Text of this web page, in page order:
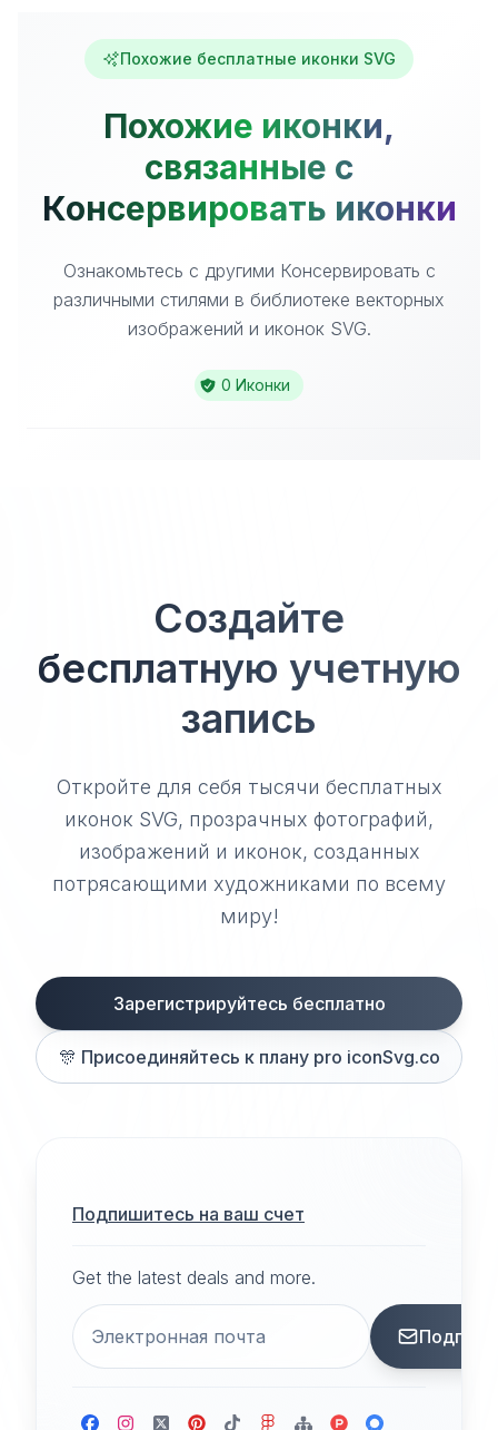
Похожие бесплатные иконки SVG
Похожие иконки,
связанные с
Консервировать иконки
Ознакомьтесь с другими Консервировать с
различными стилями в библиотеке векторных
изображений и иконок SVG.
0 Иконки
Создайте
бесплатную учетную
запись
Откройте для себя тысячи бесплатных
иконок SVG, прозрачных фотографий,
изображений и иконок, созданных
потрясающими художниками по всему
миру!
Зарегистрируйтесь бесплатно
🎊 Присоединяйтесь к плану pro iconSvg.co
Подпишитесь на ваш счет
Get the latest deals and more.